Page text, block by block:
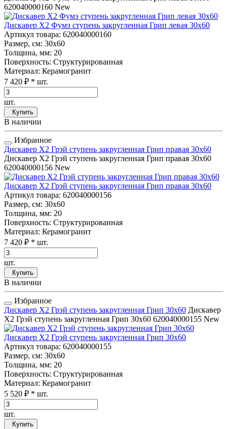
620040000160 New
Дискавер Х2 Фумэ ступень закругленная Грип левая 30x60
Артикул товара: 620040000160
Размер, см: 30x60
Толщина, мм: 20
Поверхность: Структурированная
Материал: Керамогранит
7 420 ₽ * шт.
шт.
Купить
В наличии
Избранное
Дискавер Х2 Грэй ступень закругленная Грип правая 30x60
Дискавер Х2 Грэй ступень закругленная Грип правая 30x60
620040000156 New
Дискавер Х2 Грэй ступень закругленная Грип правая 30x60
Артикул товара: 620040000156
Размер, см: 30x60
Толщина, мм: 20
Поверхность: Структурированная
Материал: Керамогранит
7 420 ₽ * шт.
шт.
Купить
В наличии
Избранное
Дискавер Х2 Грэй ступень закругленная Грип 30x60 Дискавер
Х2 Грэй ступень закругленная Грип 30x60 620040000155 New
Дискавер Х2 Грэй ступень закругленная Грип 30x60
Артикул товара: 620040000155
Размер, см: 30x60
Толщина, мм: 20
Поверхность: Структурированная
Материал: Керамогранит
5 520 ₽ * шт.
шт.
Купить